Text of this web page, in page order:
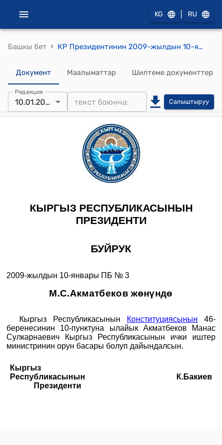
KG RU
Башкы бет › КР Президентинин 2009-жылдын 10-январындагы ПБ № 3 "М.С.Акматбеков жөнүндө" буйругу
Документ Маалыматтар Шилтеме документтер
Редакция
10.01.2009 Салыштыруу